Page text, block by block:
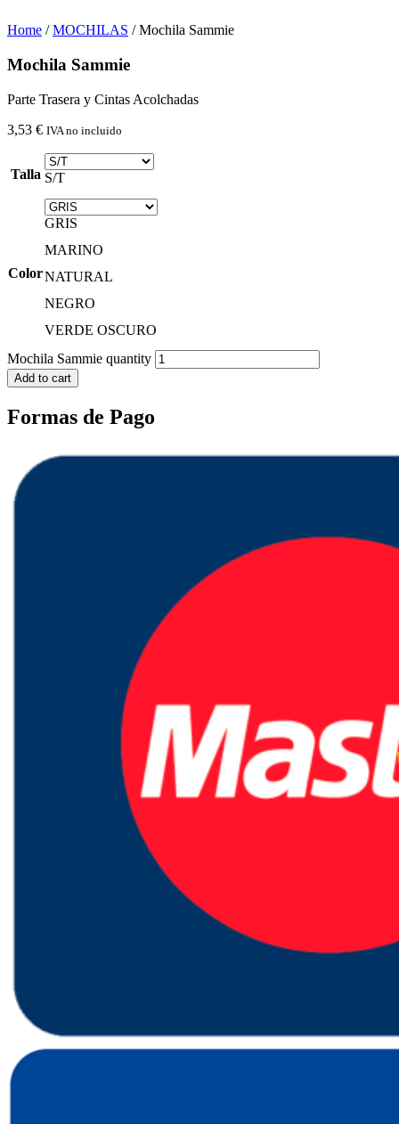
Home /MOCHILAS / Mochila Sammie
Mochila Sammie
Parte Trasera y Cintas Acolchadas
3,53 € IVA no incluido
Talla S/T
Color
GRIS
MARINO
NATURAL
NEGRO
VERDE OSCURO
Mochila Sammie quantity
Add to cart
Formas de Pago